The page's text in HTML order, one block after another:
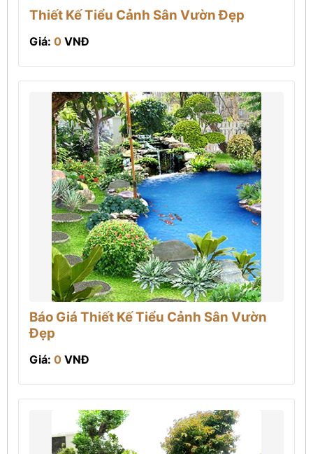
Thiết Kế Tiểu Cảnh Sân Vườn Đẹp
Giá: 0 VNĐ
Báo Giá Thiết Kế Tiểu Cảnh Sân Vườn
Đẹp
Giá: 0 VNĐ